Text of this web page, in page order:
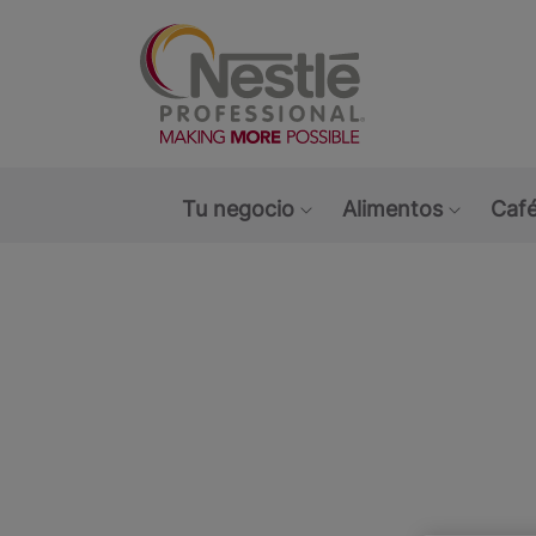
Tu negocio
Show submenu: Tu
Alimentos
Show